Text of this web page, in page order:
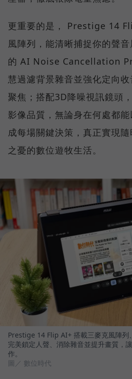
更重要的是， Prestige 14
風陣列，能清晰捕捉你的聲
的 AI Noise Cancellation
慧過濾背景雜音並強化定向
聚焦；搭配3D降噪視訊鏡頭
影像品質，無論身在何處都
成每場關鍵決策，真正實現
之憂的數位遊牧生活。
Prestige 14 Flip AI+ 搭載三麥克風陣列
完美鎖定人聲、消除雜音並提升畫質，
作。
圖／ 數位時代